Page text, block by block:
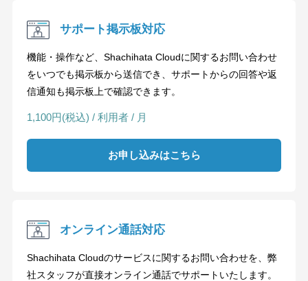
サポート掲示板対応
機能・操作など、Shachihata Cloudに関するお問い合わせ
をいつでも掲示板から送信でき、サポートからの回答や返
信通知も掲示板上で確認できます。
1,100円(税込) / 利用者 / 月
お申し込みはこちら
オンライン通話対応
Shachihata Cloudのサービスに関するお問い合わせを、弊
社スタッフが直接オンライン通話でサポートいたします。